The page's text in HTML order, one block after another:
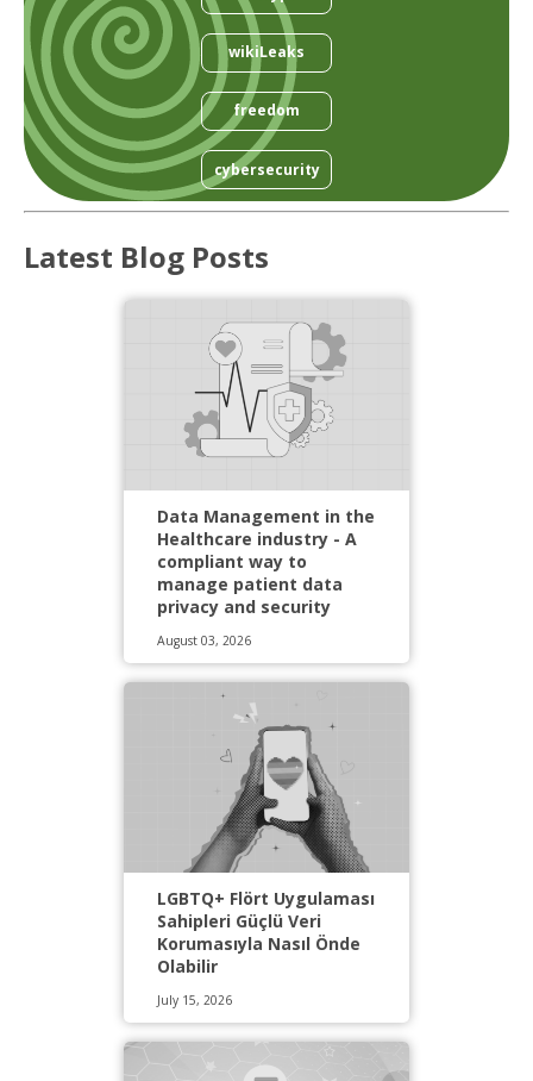
wikiLeaks
freedom
cybersecurity
Latest Blog Posts
Data Management in the
Healthcare industry - A
compliant way to
manage patient data
privacy and security
August 03, 2026
LGBTQ+ Flört Uygulaması
Sahipleri Güçlü Veri
Korumasıyla Nasıl Önde
Olabilir
July 15, 2026